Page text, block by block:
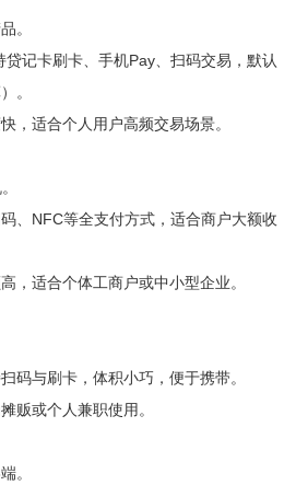
。
记卡刷卡、手机Pay、扫码交易，默认
。
，适合个人用户高频交易场景。
、NFC等全支付方式，适合商户大额收
，适合个体工商户或中小型企业。
码与刷卡，体积小巧，便于携带。
贩或个人兼职使用。
。